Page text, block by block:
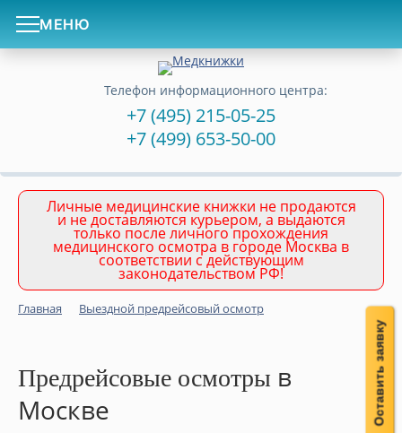
МЕНЮ
Телефон информационного центра:
+7 (495) 215-05-25
+7 (499) 653-50-00
Личные медицинские книжки не продаются
и не доставляются курьером, а выдаются
только после личного прохождения
медицинского осмотра в городе Москва в
соответствии с действующим
законодательством РФ!
Главная Выездной предрейсовый осмотр
Предрейсовые осмотры в
Москве
Оставить заявку